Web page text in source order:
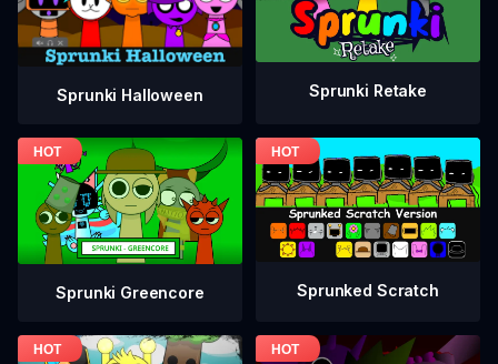
Sprunki Halloween Sprunki Retake
Sprunki Greencore Sprunked Scratch